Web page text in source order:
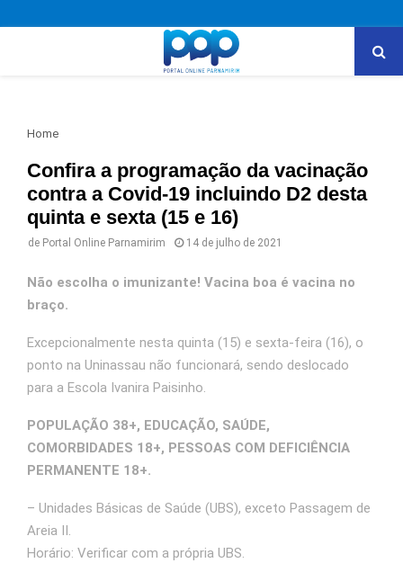
Home
Confira a programação da vacinação
contra a Covid-19 incluindo D2 desta
quinta e sexta (15 e 16)
de Portal Online Parnamirim 14 de julho de 2021
Não escolha o imunizante! Vacina boa é vacina no
braço.
Excepcionalmente nesta quinta (15) e sexta-feira (16), o
ponto na Uninassau não funcionará, sendo deslocado
para a Escola Ivanira Paisinho.
POPULAÇÃO 38+, EDUCAÇÃO, SAÚDE,
COMORBIDADES 18+, PESSOAS COM DEFICIÊNCIA
PERMANENTE 18+.
– Unidades Básicas de Saúde (UBS), exceto Passagem de
Areia II.
Horário: Verificar com a própria UBS.